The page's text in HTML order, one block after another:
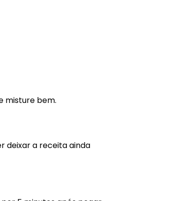
misture bem.
deixar a receita ainda